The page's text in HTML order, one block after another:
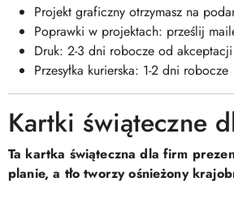
Projekt graficzny otrzymasz na
Poprawki w projektach: prześlij
Druk: 2-3 dni robocze od
Przesyłka kurierska: 1-2 dni robocze
Kartki świąteczne
Ta kartka świąteczna dla firm
planie, a tło tworzy ośnieżony